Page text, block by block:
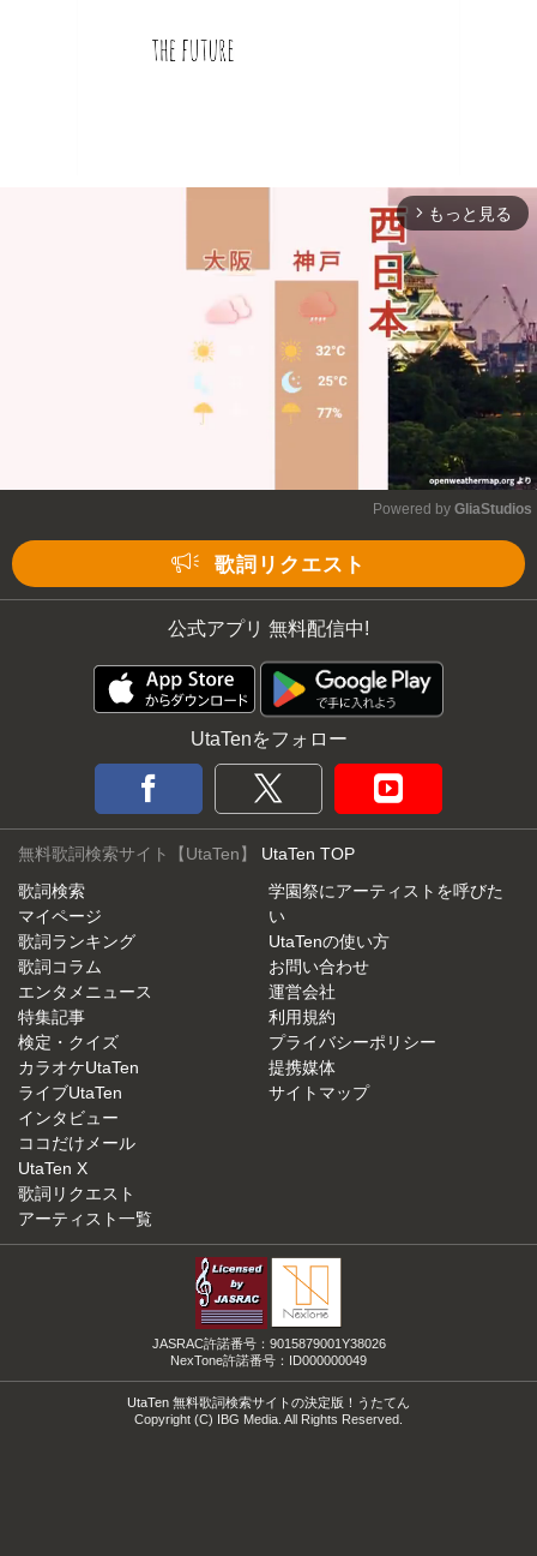
arrow_forward_ios もっと見る
Powered by GliaStudios
歌詞リクエスト
公式アプリ 無料配信中!
UtaTenをフォロー
無料歌詞検索サイト【UtaTen】 UtaTen TOP
歌詞検索
マイページ
歌詞ランキング
歌詞コラム
エンタメニュース
特集記事
検定・クイズ
カラオケUtaTen
ライブUtaTen
インタビュー
ココだけメール
UtaTen X
歌詞リクエスト
アーティスト一覧
学園祭にアーティストを呼びた
い
UtaTenの使い方
お問い合わせ
運営会社
利用規約
プライバシーポリシー
提携媒体
サイトマップ
JASRAC許諾番号：9015879001Y38026
NexTone許諾番号：ID000000049
UtaTen 無料歌詞検索サイトの決定版！うたてん
Copyright (C) IBG Media. All Rights Reserved.